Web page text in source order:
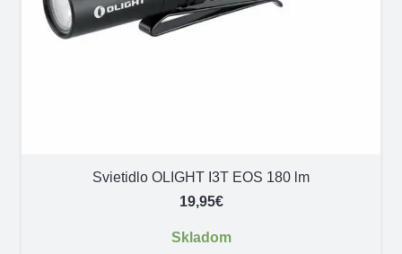
Svietidlo OLIGHT I3T EOS 180 lm
19,95€
Skladom